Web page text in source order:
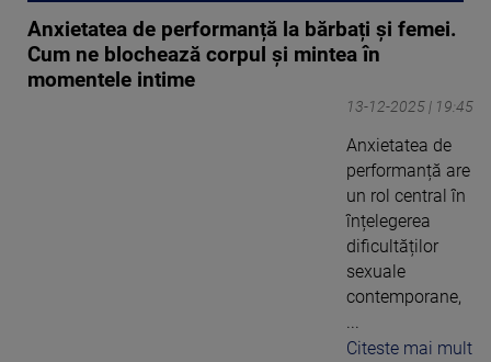
Anxietatea de performanță la bărbați și femei.
Cum ne blochează corpul și mintea în
momentele intime
13-12-2025 | 19:45
Anxietatea de
performanță are
un rol central în
înțelegerea
dificultăților
sexuale
contemporane,
Citeste mai mult